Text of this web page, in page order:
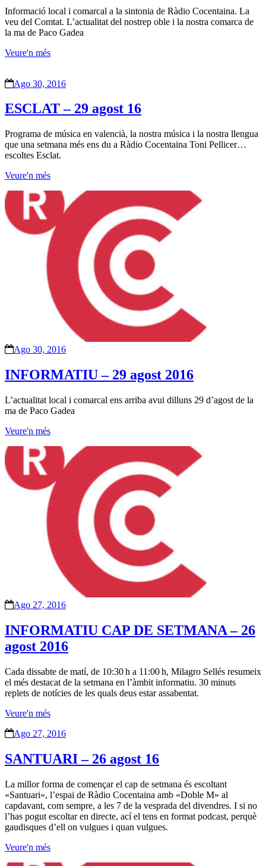
Informació local i comarcal a la sintonia de Ràdio Cocentaina. La
veu del Comtat. L’actualitat del nostrep oble i la nostra comarca de
la ma de Paco Gadea
Veure'n més
Ago 30, 2016
ESCLAT – 29 agost 16
Programa de música en valencià, la nostra música i la nostra llengua
que una setmana més ens du a Ràdio Cocentaina Toni Pellicer…
escoltes Esclat.
Veure'n més
Ago 30, 2016
INFORMATIU – 29 agost 2016
L’actualitat local i comarcal ens arriba avui dilluns 29 d’agost de la
ma de Paco Gadea
Veure'n més
Ago 27, 2016
INFORMATIU CAP DE SETMANA – 26
agost 2016
Cada dissabte de matí, de 10:30 h a 11:00 h, Milagro Sellés resumeix
el més destacat de la setmana en l’àmbit informatiu. 30 minuts
replets de notícies de les quals deus estar assabentat.
Veure'n més
Ago 27, 2016
SANTUARI – 26 agost 16
La millor forma de començar el cap de setmana és escoltant
«Santuari», l’espai de Ràdio Cocentaina amb «Doble M» al
capdavant, com sempre, a les 7 de la vesprada del divendres. I si no
l’has pogut escoltar en directe, ací el tens en format podcast, perquè
gaudisques d’ell on vulgues i quan vulgues.
Veure'n més